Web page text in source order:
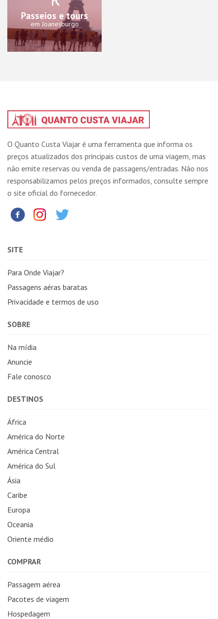
Passeios e tours
em Joanesburgo
O Quanto Custa Viajar é uma ferramenta que informa os
preços atualizados dos principais custos de uma viagem, mas
não emite reservas ou venda de passagens/entradas. Não nos
responsabilizamos pelos preços informados, consulte sempre
o site oficial do fornecedor.
SITE
Para Onde Viajar?
Passagens aéras baratas
Privacidade e termos de uso
SOBRE
Na mídia
Anuncie
Fale conosco
DESTINOS
África
América do Norte
América Central
América do Sul
Ásia
Caribe
Europa
Oceania
Oriente médio
COMPRAR
Passagem aérea
Pacotes de viagem
Hospedagem